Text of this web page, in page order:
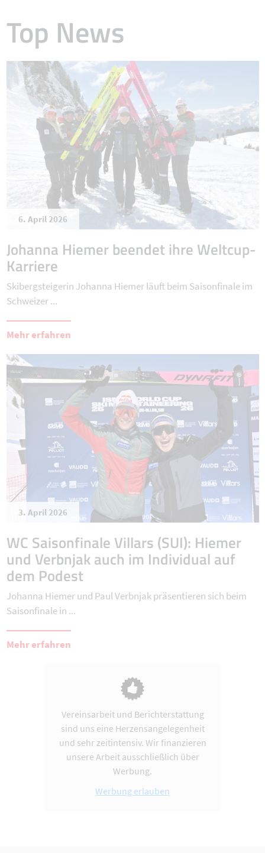
Top News
6. April 2026
Johanna Hiemer beendet ihre Weltcup-
Karriere
Skibergsteigerin Johanna Hiemer läuft beim Saisonfinale im
Schweizer ...
Mehr erfahren
3. April 2026
WC Saisonfinale Villars (SUI): Hiemer
und Verbnjak auch im Individual auf
dem Podest
Johanna Hiemer und Paul Verbnjak präsentieren sich beim
Saisonfinale in ...
Mehr erfahren
Vereinsarbeit und Berichterstattung
sind uns eine Herzensangelegenheit
und sehr zeitintensiv. Wir finanzieren
unsere Arbeit ausschließlich über
Werbung.
Werbung erlauben